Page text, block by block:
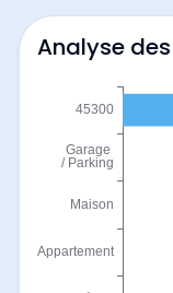
Analyse